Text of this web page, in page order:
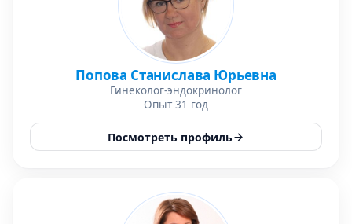
Попова Станислава Юрьевна
Гинеколог-эндокринолог
Опыт 31 год
Посмотреть профиль